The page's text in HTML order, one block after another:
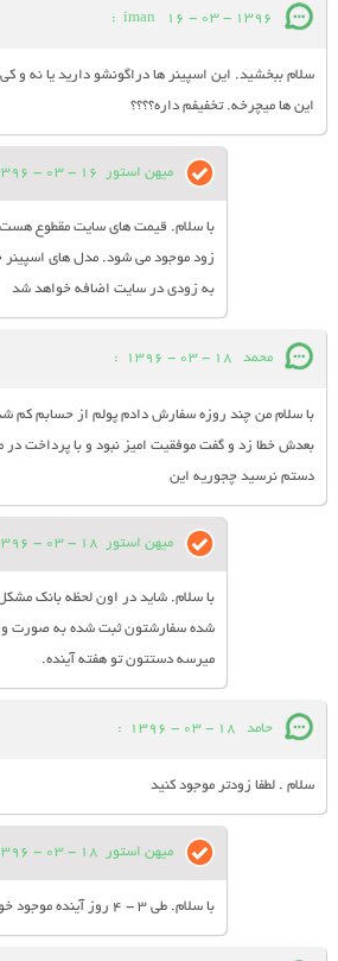
iman 16 - 03 - 1396
:
سلام ببخشید. این اسپینر ها دراگونشو دارید یا نه و
این ها میچرخه. تخفیفم داره؟؟؟؟
میهن استور 16 - 03 - 1396
با سلام. قیمت های سایت مقطوع
زود موجود می شود. مدل های
به زودی در سایت اضافه خواهد شد
محمد 18 - 03 - 1396
:
با سلام من چند روزه سفارش دادم پولم از حسابم كم
بعدش خطا زد و گفت موفقيت اميز نبود و با پرداخت در
دستم نرسيد چجوريه اين
میهن استور 18 - 03 - 1396
با سلام. شاید در اون لحظه بانک
شده سفارشتون ثبت شده به صورت
میرسه دستتون تو هفته آینده.
حامد 18 - 03 - 1396
:
سلام . لطفا زودتر موجود کنید
میهن استور 18 - 03 - 1396
با سلام. طی 3 - 4 روز آینده موجود خواهد شد.